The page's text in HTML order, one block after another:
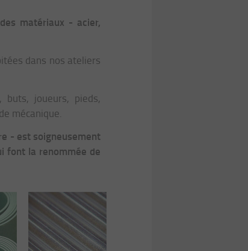
matériaux - acier,
dans nos ateliers
joueurs, pieds,
mécanique.
- est soigneusement
font la renommée de